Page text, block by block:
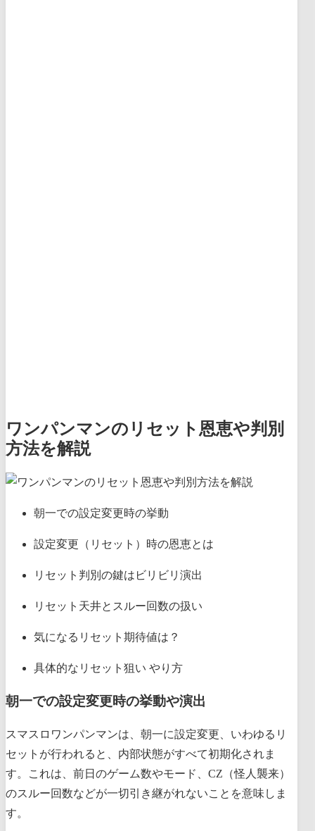
ワンパンマンのリセット恩恵や判別
方法を解説
朝一での設定変更時の挙動
設定変更（リセット）時の恩恵とは
リセット判別の鍵はビリビリ演出
リセット天井とスルー回数の扱い
気になるリセット期待値は？
具体的なリセット狙い やり方
朝一での設定変更時の挙動や演出
スマスロワンパンマンは、朝一に設定変更、いわゆるリ
セットが行われると、内部状態がすべて初期化されま
す。これは、前日のゲーム数やモード、CZ（怪人襲来）
のスルー回数などが一切引き継がれないことを意味しま
す。